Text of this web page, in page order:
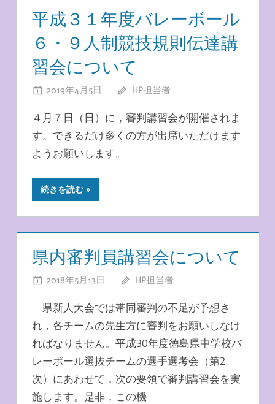
平成３１年度バレーボール
６・９人制競技規則伝達講
習会について
2019年4月5日 HP担当者
４月７日（日）に，審判講習会が開催されま
す。できるだけ多くの方が出席いただけます
ようお願いします。
続きを読む
県内審判員講習会について
2018年5月13日 HP担当者
県新人大会では帯同審判の不足が予想さ
れ，各チームの先生方に審判をお願いしなけ
ればなりません。平成30年度徳島県中学校バ
レーボール選抜チームの選手選考会（第2
次）にあわせて，次の要領で審判講習会を実
施します。是非，この機